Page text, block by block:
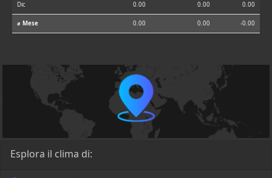
Dic 0.00 0.00 0.00
⌀ Mese 0.00 0.00 -0.00
Esplora il clima di: